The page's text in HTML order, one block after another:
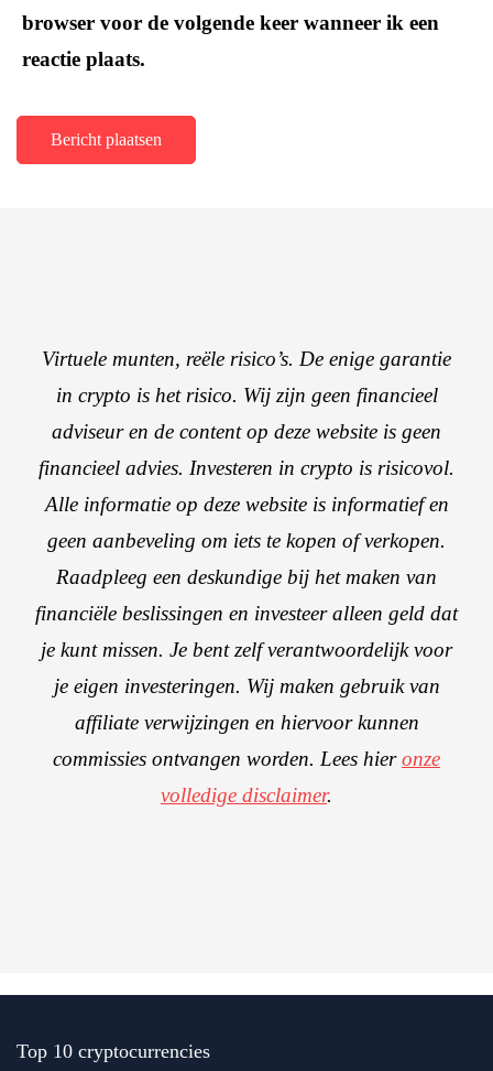
browser voor de volgende keer wanneer ik een
reactie plaats.
Virtuele munten, reële risico’s. De enige garantie
in crypto is het risico. Wij zijn geen financieel
adviseur en de content op deze website is geen
financieel advies. Investeren in crypto is risicovol.
Alle informatie op deze website is informatief en
geen aanbeveling om iets te kopen of verkopen.
Raadpleeg een deskundige bij het maken van
financiële beslissingen en investeer alleen geld dat
je kunt missen. Je bent zelf verantwoordelijk voor
je eigen investeringen. Wij maken gebruik van
affiliate verwijzingen en hiervoor kunnen
commissies ontvangen worden. Lees hieronze
volledige disclaimer.
Top 10 cryptocurrencies